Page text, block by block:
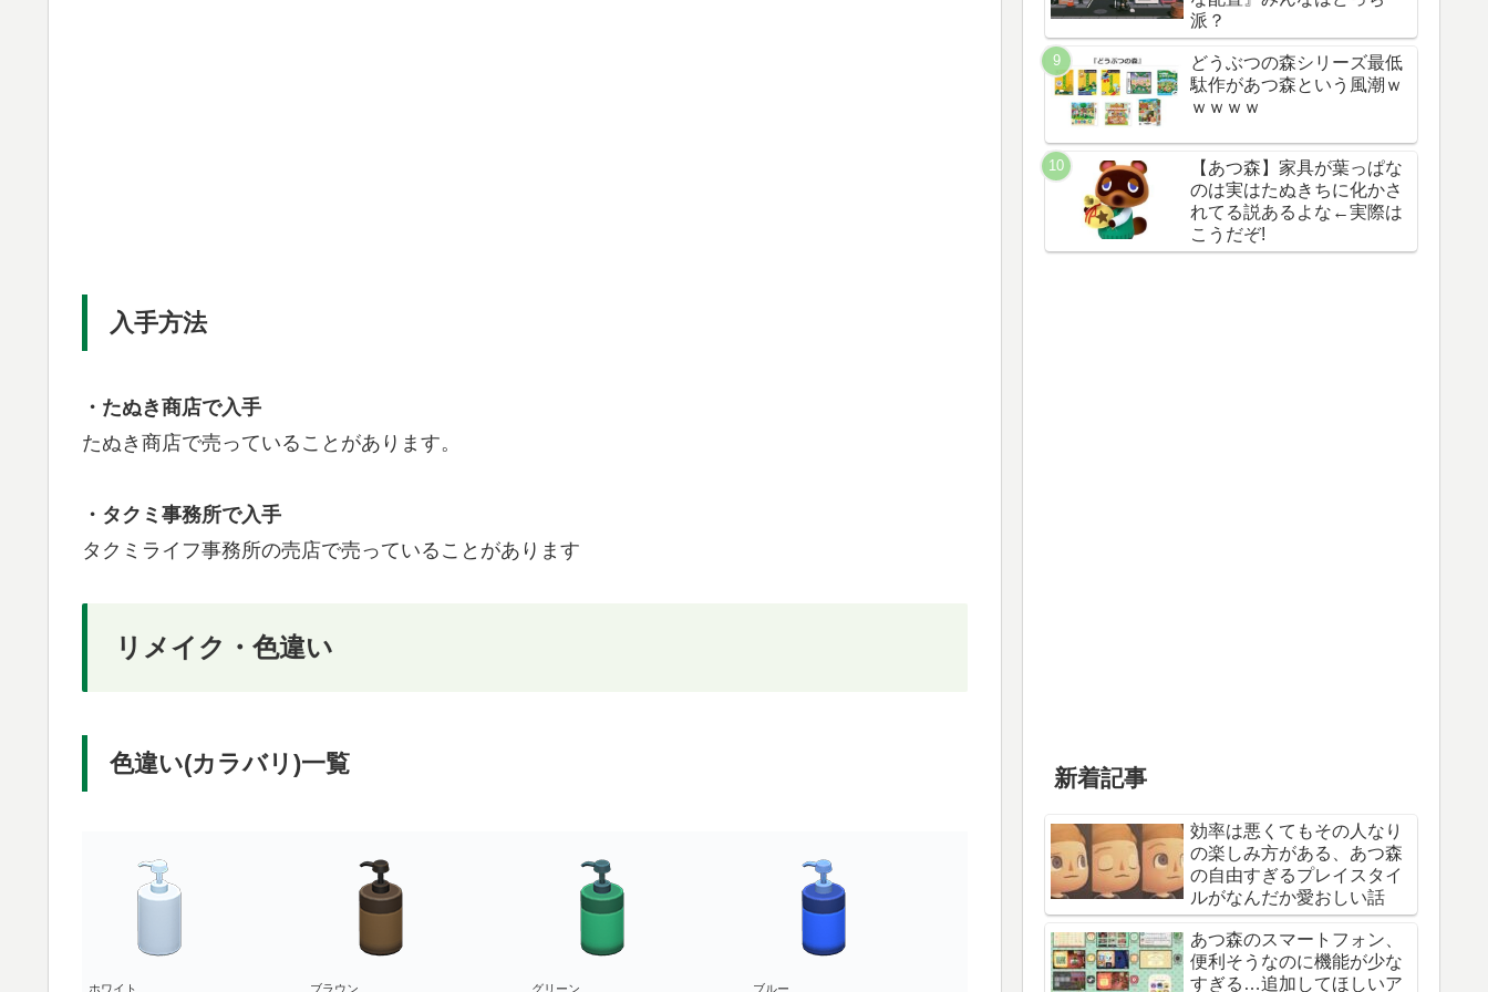
入手方法
・たぬき商店で入手
たぬき商店で売っていることがあります。
・タクミ事務所で入手
タクミライフ事務所の売店で売っていることがあります
リメイク・色違い
色違い(カラバリ)一覧
ホワイト ブラウン グリーン ブルー
派？
どうぶつの森シリーズ最低
駄作があつ森という風潮ｗ
ｗｗｗｗ
【あつ森】家具が葉っぱな
のは実はたぬきちに化かさ
れてる説あるよな←実際は
こうだぞ!
新着記事
効率は悪くてもその人なり
の楽しみ方がある、あつ森
の自由すぎるプレイスタイ
ルがなんだか愛おしい話
あつ森のスマートフォン、
便利そうなのに機能が少な
すぎる…追加してほしいア